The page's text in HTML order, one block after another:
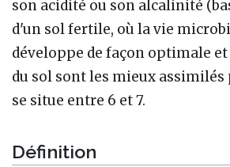
son acidité ou son alcalinité
d'un sol fertile, où la vie
développe de façon optimale
du sol sont les mieux assimilés
se situe entre 6 et 7.
Définition